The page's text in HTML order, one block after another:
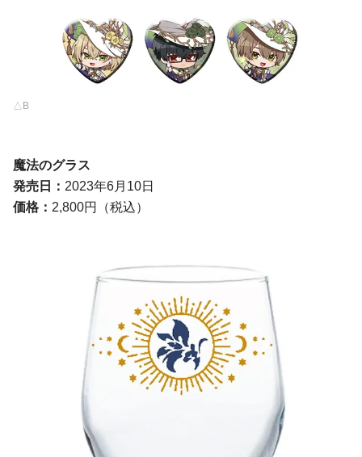
△B
魔法のグラス
発売日： 2023年6月10日
価格： 2,800円（税込）